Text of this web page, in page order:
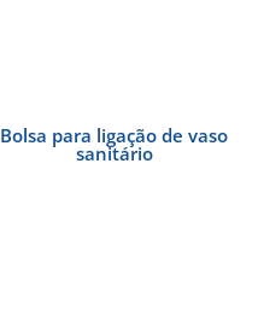
Bolsa para ligação de vaso
sanitário